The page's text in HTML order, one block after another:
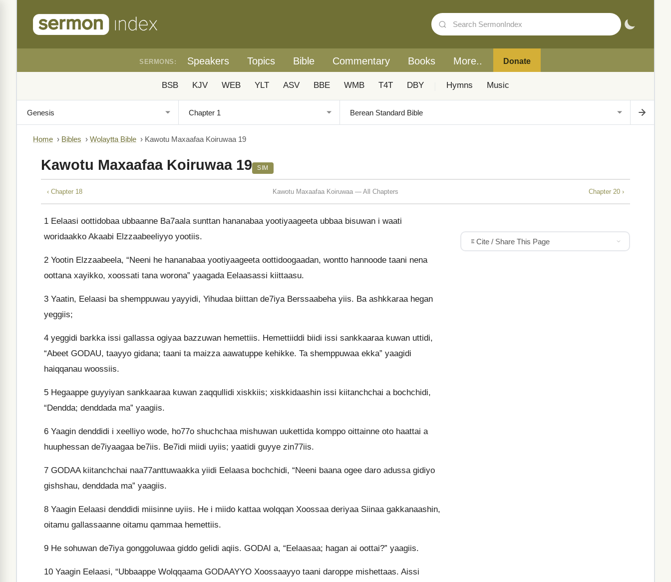
SERMONS: Speakers Topics Bible Commentary Books More.. Donate
BSB KJV WEB YLT ASV BBE WMB T4T DBY Hymns Music
Home › Bibles › Wolaytta Bible › Kawotu Maxaafaa Koiruwaa 19
Kawotu Maxaafaa Koiruwaa 19 SIM
‹ Chapter 18 Kawotu Maxaafaa Koiruwaa — All Chapters Chapter 20 ›
1 Eelaasi oottidobaa ubbaanne Ba7aala sunttan hananabaa yootiyaageeta ubbaa bisuwan i waati
woridaakko Akaabi Elzzaabeeliyyo yootiis.
2 Yootin Elzzaabeela, “Neeni he hananabaa yootiyaageeta oottidoogaadan, wontto hannoode taani nena
oottana xayikko, xoossati tana worona” yaagada Eelaasassi kiittaasu.
3 Yaatin, Eelaasi ba shemppuwau yayyidi, Yihudaa biittan de7iya Berssaabeha yiis. Ba ashkkaraa hegan
yeggiis;
4 yeggidi barkka issi gallassa ogiyaa bazzuwan hemettiis. Hemettiiddi biidi issi sankkaaraa kuwan uttidi,
“Abeet GODAU, taayyo gidana; taani ta maizza aawatuppe kehikke. Ta shemppuwaa ekka” yaagidi
haiqqanau woossiis.
5 Hegaappe guyyiyan sankkaaraa kuwan zaqqullidi xiskkiis; xiskkidaashin issi kiitanchchai a bochchidi,
“Dendda; denddada ma” yaagiis.
6 Yaagin denddidi i xeelliyo wode, ho77o shuchchaa mishuwan uukettida komppo oittainne oto haattai a
huuphessan de7iyaagaa be7iis. Be7idi miidi uyiis; yaatidi guyye zin77iis.
7 GODAA kiitanchchai naa77anttuwaakka yiidi Eelaasa bochchidi, “Neeni baana ogee daro adussa gidiyo
gishshau, denddada ma” yaagiis.
8 Yaagin Eelaasi denddidi miisinne uyiis. He i miido kattaa wolqqan Xoossaa deriyaa Siinaa gakkanaashin,
oitamu gallassaanne oitamu qammaa hemettiis.
9 He sohuwan de7iya gonggoluwaa giddo gelidi aqiis. GODAI a, “Eelaasaa; hagan ai oottai?” yaagiis.
10 Yaagin Eelaasi, “Ubbaappe Wolqqaama GODAAYYO Xoossaayyo taani daroppe mishettaas. Aissi
Cite / Share This Page